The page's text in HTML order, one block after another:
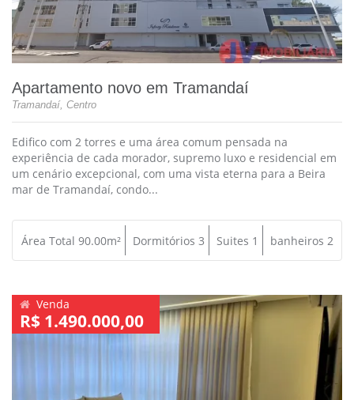
Apartamento novo em Tramandaí
Tramandaí, Centro
Edifico com 2 torres e uma área comum pensada na
experiência de cada morador, supremo luxo e residencial em
um cenário excepcional, com uma vista eterna para a Beira
mar de Tramandaí, condo...
Área Total 90.00m² Dormitórios 3 Suites 1 banheiros 2
Venda
R$ 1.490.000,00